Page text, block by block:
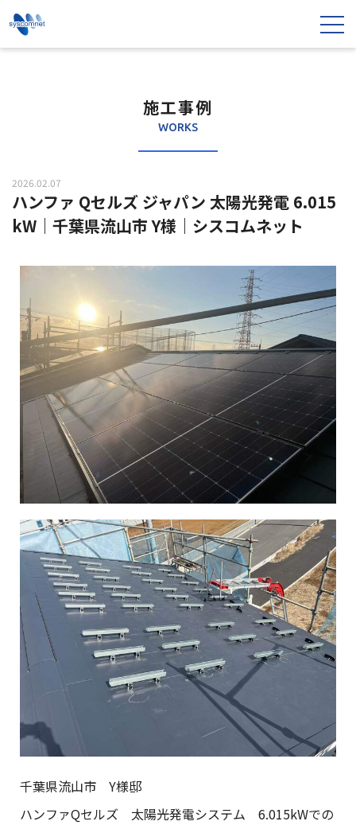
施工事例
WORKS
2026.02.07
ハンファ Qセルズ ジャパン 太陽光発電 6.015
kW｜千葉県流山市 Y様｜シスコムネット
千葉県流山市 Y様邸
ハンファQセルズ 太陽光発電システム 6.015kWでの